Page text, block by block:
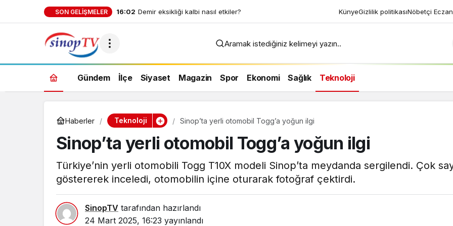
SON GELIŞMELER KünyeGizlilik politikasıNöbetçi
Aramak istediğiniz kelimeyi yazın..
Gündem İlçe Siyaset Magazin Spor Ekonomi Sağlık Teknoloji
Haberler Teknoloji Sinop’ta yerli otomobil Togg’a yoğun ilgi
Sinop’ta yerli otomobil Togg’a yoğun ilgi
Türkiye’nin yerli otomobili Togg T10X modeli Sinop’ta meydanda sergilendi. Çok
göstererek inceledi, otomobilin içine oturarak fotoğraf çektirdi.
SinopTV tarafından hazırlandı
24 Mart 2025, 16:23 yayınlandı